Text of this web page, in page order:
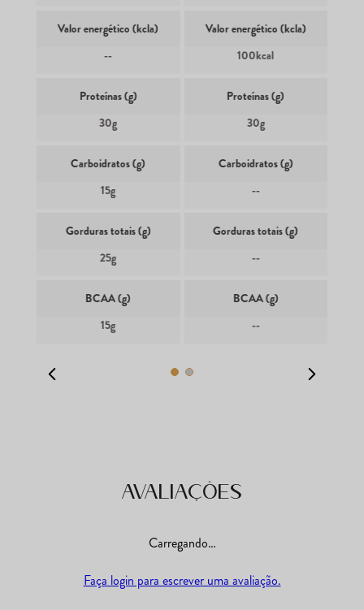
Valor energético (kcla)
--
Proteínas (g)
30g
Carboidratos (g)
15g
Gorduras totais (g)
25g
BCAA (g)
15g
Valor energético (kcla)
100kcal
Proteínas (g)
30g
Carboidratos (g)
--
Gorduras totais (g)
--
BCAA (g)
--
Avaliações
Carregando…
Faça login para escrever uma avaliação.